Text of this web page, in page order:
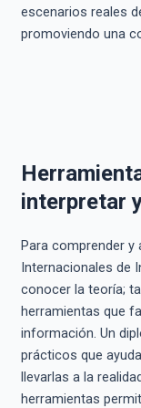
escenarios reales
promoviendo una
interpretar
Para comprender
Internacionales de
conocer la teoría;
herramientas que
información. Un
prácticos que
llevarlas a la
herramientas